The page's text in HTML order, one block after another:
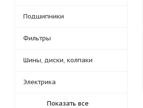
Подшипники
Фильтры
Шины, диски, колпаки
Электрика
Показать все